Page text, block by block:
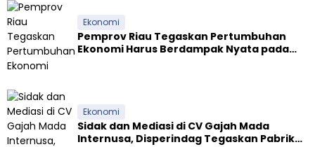
Ekonomi
Pemprov Riau Tegaskan Pertumbuhan
Ekonomi Harus Berdampak Nyata pada
Ekonomi
Sidak dan Mediasi di CV Gajah Mada
Internusa, Disperindag Tegaskan Pabrik